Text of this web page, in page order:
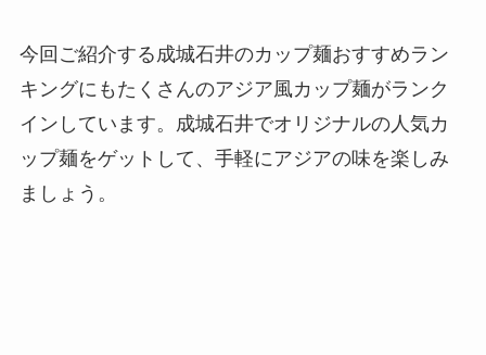
今回ご紹介する成城石井のカップ麺おすすめラン
キングにもたくさんのアジア風カップ麺がランク
インしています。成城石井でオリジナルの人気カ
ップ麺をゲットして、手軽にアジアの味を楽しみ
ましょう。